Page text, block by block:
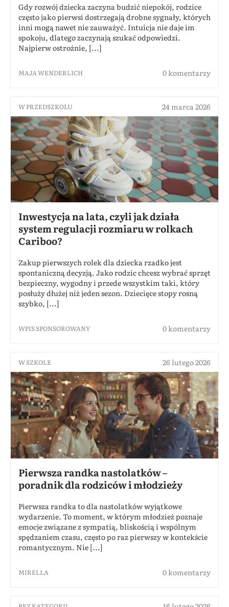
Gdy rozwój dziecka zaczyna budzić niepokój, rodzice
często jako pierwsi dostrzegają drobne sygnały, których
inni mogą nawet nie zauważyć. Intuicja nie daje im
spokoju, dlatego zaczynają szukać odpowiedzi.
Najpierw ostrożnie, [...]
MAJA WENDERLICH 0 komentarzy
W PRZEDSZKOLU 24 marca 2026
Inwestycja na lata, czyli jak działa
system regulacji rozmiaru w rolkach
Cariboo?
Zakup pierwszych rolek dla dziecka rzadko jest
spontaniczną decyzją. Jako rodzic chcesz wybrać sprzęt
bezpieczny, wygodny i przede wszystkim taki, który
posłuży dłużej niż jeden sezon. Dziecięce stopy rosną
szybko, [...]
WPIS SPONSOROWANY 0 komentarzy
W SZKOLE 26 lutego 2026
Pierwsza randka nastolatków –
poradnik dla rodziców i młodzieży
Pierwsza randka to dla nastolatków wyjątkowe
wydarzenie. To moment, w którym młodzież poznaje
emocje związane z sympatią, bliskością i wspólnym
spędzaniem czasu, często po raz pierwszy w kontekście
romantycznym. Nie [...]
MIRELLA 0 komentarzy